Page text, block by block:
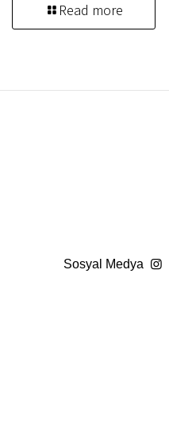
Read more
Sosyal Medya